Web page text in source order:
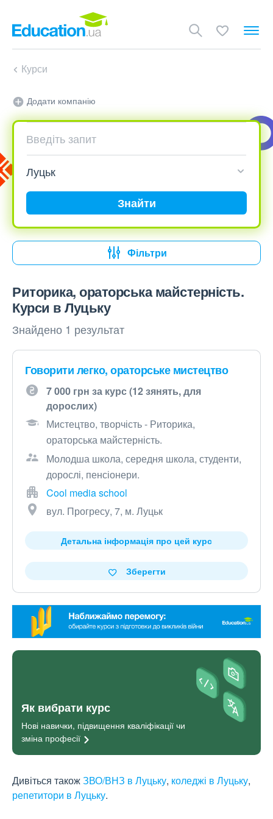
Курси
Додати компанію
Знайти
Фільтри
Риторика, ораторська майстерність.
Курси в Луцьку
Знайдено 1 результат
Говорити легко, ораторське мистецтво
7 000 грн за курс (12 зянять, для
дорослих)
Мистецтво, творчість - Риторика,
ораторська майстерність.
Молодша школа, середня школа, студенти,
дорослі, пенсіонери.
Cool media school
вул. Прогресу, 7, м. Луцьк
Детальна інформація про цей курс
Зберегти
Як вибрати курс
Нові навички, підвищення кваліфікації чи
зміна професії
Дивіться такожЗВО/ВНЗ в Луцьку, коледжі в Луцьку,
репетитори в Луцьку.